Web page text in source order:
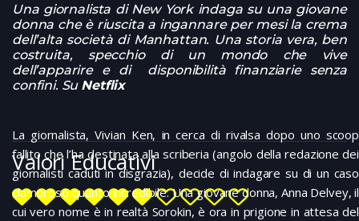
Una giornalista di New York indaga su una giovane
donna che è riuscita a ingannare per mesi la crema
dell’alta società di Manhattan. Una storia vera, ben
costruita, specchio di un mondo che vive
dell’apparire e di disponibilità finanziarie senza
confini. Su Netflix
La giornalista, Vivian Ken, in cerca di rivalsa dopo uno scoop
fallito che l’ha destinata alla scriberia (angolo della redazione dei
giornalisti caduti in disgrazia), decide di indagare su di un caso
clamoroso quanto incredibile. Una giovane donna, Anna Delvey, il
cui vero nome è in realtà Sorokin, è ora in prigione in attesa del
Valori Educativi